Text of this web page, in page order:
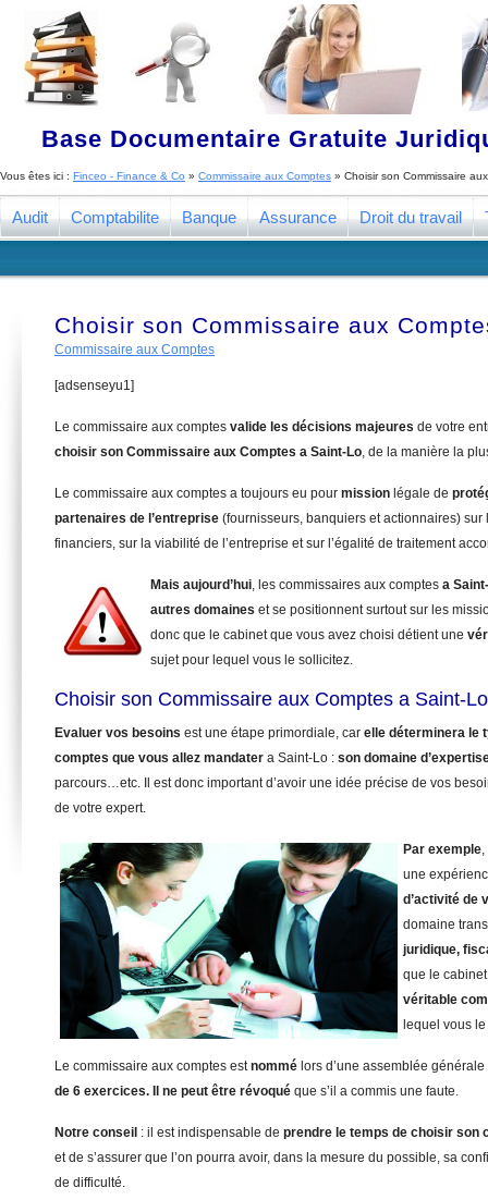
Base Documentaire Gratuite
Vous êtes ici : Finceo - Finance & Co » Commissaire aux Comptes » Choisir son Commissaire
Audit Comptabilite Banque Assurance Droit du travail
Choisir son Commissaire aux
Commissaire aux Comptes
[adsenseyu1]
Le commissaire aux comptes valide les décisions majeures de votre
choisir son Commissaire aux Comptes a Saint-Lo, de la manière la
Le commissaire aux comptes a toujours eu pour mission légale de
partenaires de l’entreprise (fournisseurs, banquiers et actionnaires) sur
financiers, sur la viabilité de l’entreprise et sur l’égalité de traitement
Mais aujourd’hui, les commissaires aux comptes a
autres domaines et se positionnent surtout sur les
donc que le cabinet que vous avez choisi détient une
sujet pour lequel vous le sollicitez.
Choisir son Commissaire aux Comptes a Saint-
Evaluer vos besoins est une étape primordiale, car elle déterminera le
comptes que vous allez mandater a Saint-Lo : son domaine
parcours…etc. Il est donc important d’avoir une idée précise de vos
de votre expert.
Par exemple
une
d’activité de
domaine
juridique,
que le
véritable
lequel vous
Le commissaire aux comptes estnommé lors d’une assemblée
de 6 exercices.
Il ne peut être révoqué que s’il a commis une faute.
Notre conseil : il est indispensable de prendre le temps de choisir son
et de s’assurer que l’on pourra avoir, dans la mesure du possible, sa
de difficulté.